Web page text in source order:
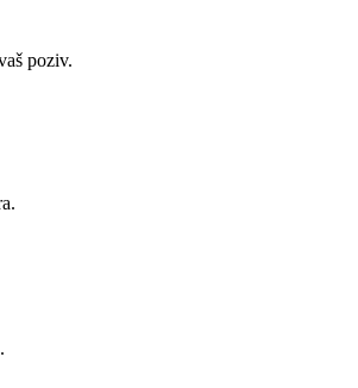
poziv.